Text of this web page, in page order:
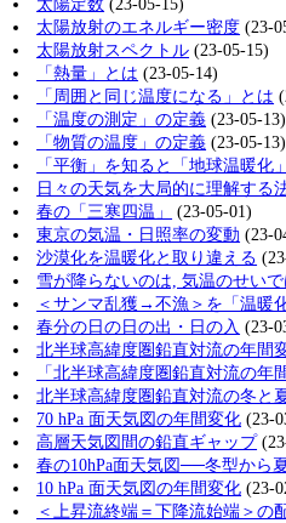
太陽放射のエネルギー密度 (23-
太陽放射スペクトル (23-05-15)
「熱量」とは (23-05-14)
「周囲と同じ温度になる」とは
「温度の測定」の定義 (23-05-13)
「物質の温度」の定義 (23-05-13)
「平衡」を知ると「地球温暖化
日々の天気を大局的に理解する
春の「三寒四温」
(23-05-01)
東京の気温・日照率の変動 (23-
沙漠化を温暖化と取り違える
雪が降らないのは, 気温のせい
＜サンマ乱獲→不漁＞を「温暖
春分の日の日の出・日の入 (23-
北半球高緯度圏鉛直対流の年間
「北半球高緯度圏鉛直対流の年
北半球高緯度圏鉛直対流の冬と
70 hPa 面天気図の年間変化 (23-
高層天気図間の鉛直ギャップ
春の10hPa面天気図──冬型から
10 hPa 面天気図の年間変化 (23-
＜上昇流終端＝下降流始端＞の